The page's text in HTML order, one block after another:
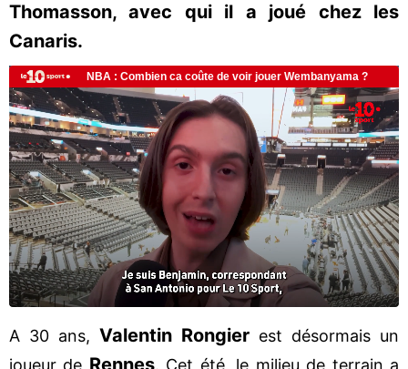
Thomasson, avec qui il a joué chez les
Canaris.
A 30 ans, Valentin Rongier est désormais un
joueur de Rennes. Cet été, le milieu de terrain a